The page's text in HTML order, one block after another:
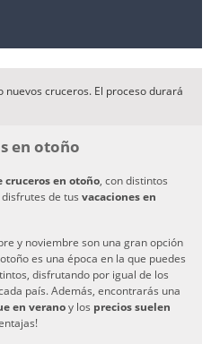
cruceros. El proceso durará
en otoño
cruceros en otoño, con distintos
de tus vacaciones en
y noviembre son una gran opción
es una época en la que puedes
disfrutando por igual de los
país. Además, encontrarás una
en veranoy los precios suelen